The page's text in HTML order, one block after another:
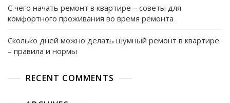
С чего начать ремонт в квартире – советы для
комфортного проживания во время ремонта
Сколько дней можно делать шумный ремонт в квартире
– правила и нормы
RECENT COMMENTS